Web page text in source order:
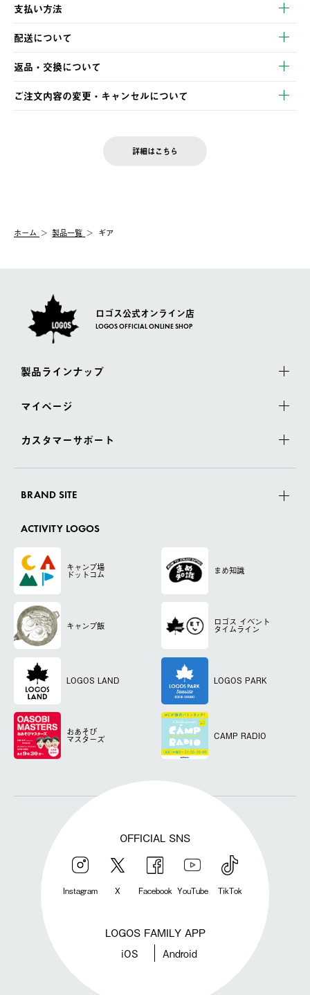
支払い方法
以下のいずれかの方法でお支払いいただけます。
・クレジットカード決済
・コンビニ決済
・Pay-easy決済
配送について
【発送スケジュール】
ご注文・ご入金完了より2営業日以内に商品を発送いたします。
土日祝の発送はございませんので、木曜日以降のご注文は週明け
の発送となる場合がございます。
【配送業者】
佐川急便にて配送されます。
返品・交換について
※お客様都合の場合
お客様都合の返品にかかる送料は、お客様ご負担とさせていただ
一度お手元の商品を返品いただき、ご希望商品を再注文してくだ
ご注文内容の変更・キャンセルについて
LOGOS FAMILY会員の方は、会員マイページ内 購入履歴画面に
詳細はこちら
ホーム 製品一覧 ギア
ロゴス公式オンライン店
LOGOS OFFICIAL ONLINE SHOP
製品ラインナップ
マイページ
カスタマーサポート
BRAND SITE
ACTIVITY LOGOS
キャンプ場
ドットコム まめ知識
キャンプ飯 ロゴス イベント
タイムライン
LOGOS LAND LOGOS PARK
おあそび
マスターズ CAMP RADIO
OFFICIAL SNS
Instagram X Facebook YouTube TikTok
LOGOS FAMILY APP
iOS Android